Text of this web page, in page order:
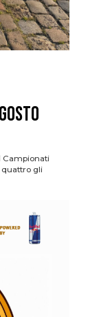
Campionati
quattro gli